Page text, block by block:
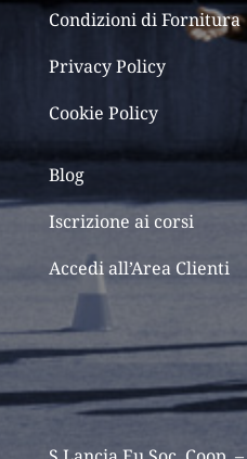
Condizioni di Fornitura
Privacy Policy
Cookie Policy
Blog
Iscrizione ai corsi
Accedi all’Area Clienti